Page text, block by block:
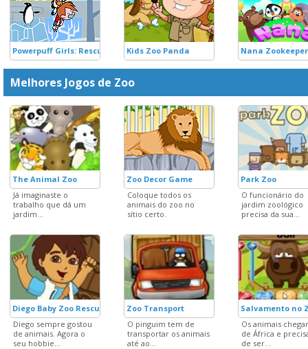
Powerpuff Girls: Rescue From The Townsville Zoo
Kids Zoo Panda Nana Zookeeper
Melhores Jogos de Zoo
The Animal Zoo
Já imaginaste o
trabalho que dá um
jardim...
Zoo Decor Game
Coloque todos os
animais do zoo no
sítio certo.
Park Zoo
O funcionário do
jardim zoológico
precisa da sua...
Diego Baby Zoo Rescue
Diego sempre gostou
de animais. Agora o
seu hobbie...
Zoo Transport
O pinguim tem de
transportar os animais
até ao...
Salvamento no
Os animais
de África e
de ser...